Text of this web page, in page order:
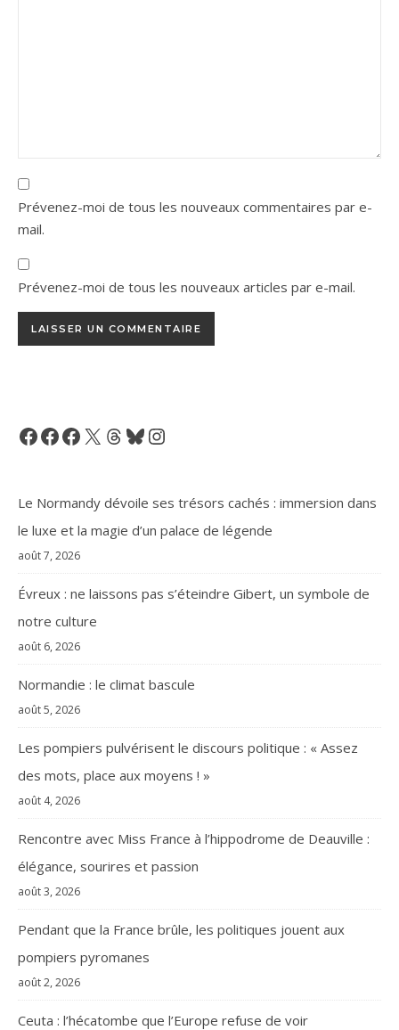
Prévenez-moi de tous les nouveaux commentaires par e-
mail.
Prévenez-moi de tous les nouveaux articles par e-mail.
Facebook
Facebook
Facebook
X Threads
BlueskyInstagram
Le Normandy dévoile ses trésors cachés : immersion dans
le luxe et la magie d’un palace de légende
août 7, 2026
Évreux : ne laissons pas s’éteindre Gibert, un symbole de
notre culture
août 6, 2026
Normandie : le climat bascule
août 5, 2026
Les pompiers pulvérisent le discours politique : « Assez
des mots, place aux moyens ! »
août 4, 2026
Rencontre avec Miss France à l’hippodrome de Deauville :
élégance, sourires et passion
août 3, 2026
Pendant que la France brûle, les politiques jouent aux
pompiers pyromanes
août 2, 2026
Ceuta : l’hécatombe que l’Europe refuse de voir